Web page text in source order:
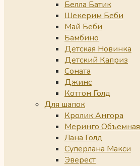
Белла Батик
Шекерим Беби
Май Беби
Бамбино
Детская Новинка
Детский Каприз
Соната
Джинс
Коттон Голд
Для шапок
Кролик Ангора
Меринго Объемная
Лана Голд
Суперлана Макси
Эверест